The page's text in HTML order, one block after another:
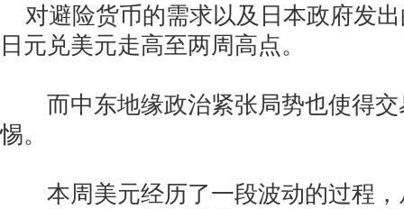
对避险货币的需求以及日本政府发
日元兑美元走高至两周高点。
而中东地缘政治紧张局势也使得交
惕。
本周美元经历了一段波动的过程，